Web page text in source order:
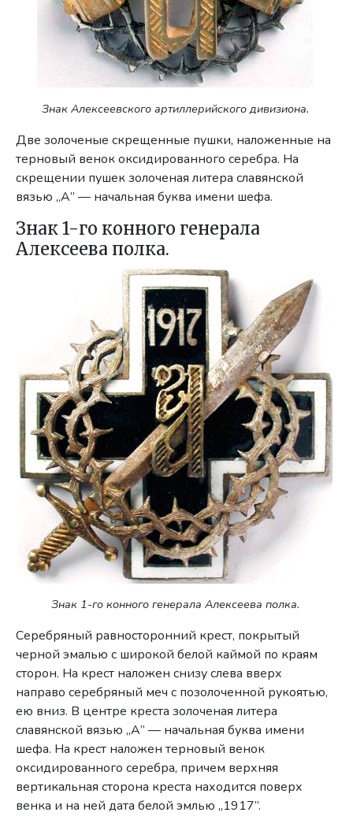
Знак Алексеевского артиллерийского дивизиона.
Две золоченые скрещенные пушки, наложенные на
терновый венок оксидированного серебра. На
скрещении пушек золо­ченая литера славянской
вязью „А” — начальная буква имени шефа.
Знак 1-го конного генерала
Алексеева полка.
Знак 1-го конного генерала Алексеева полка.
Серебряный равносторонний крест, покрытый
черной эмалью с широкой белой каймой по краям
сторон. На крест нало­жен снизу слева вверх
направо серебряный меч с позолоченной рукоятью,
ею вниз. В центре креста золоченая литера
славянской вязью „А” — началь­ная буква имени
шефа. На крест наложен терновый венок
оксидированно­го серебра, причем верхняя
вертикальная сторона креста находится поверх
венка и на ней дата белой эмлью „1917”.